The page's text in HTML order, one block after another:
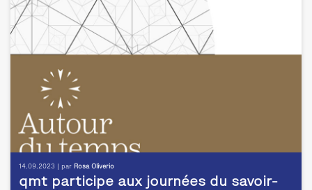
14.09.2023 | par Rosa Oliverio
qmt participe aux journées du savoir-